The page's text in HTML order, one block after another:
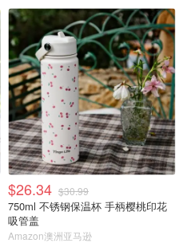
$26.34 $30.99
750ml 不锈钢保温杯 手柄樱桃印花
吸管盖
Amazon澳洲亚马逊